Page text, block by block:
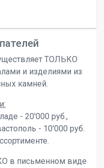
ТОЛЬКО
и изделиями из
камней.
- 20'000 руб.,
- 10'000 руб.
в письменном виде